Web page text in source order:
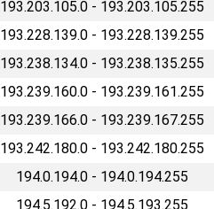
193.203.105.0 - 193.203.105.255
193.228.139.0 - 193.228.139.255
193.238.134.0 - 193.238.135.255
193.239.160.0 - 193.239.161.255
193.239.166.0 - 193.239.167.255
193.242.180.0 - 193.242.180.255
194.0.194.0 - 194.0.194.255
194.5.192.0 - 194.5.193.255